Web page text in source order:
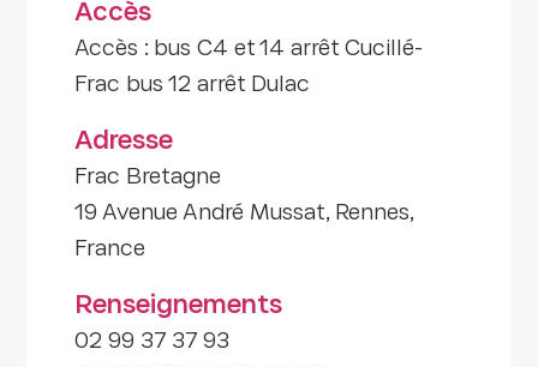
Accès
Accès : bus C4 et 14 arrêt Cucillé-
Frac bus 12 arrêt Dulac
Adresse
Frac Bretagne
19 Avenue André Mussat, Rennes,
France
Renseignements
02 99 37 37 93